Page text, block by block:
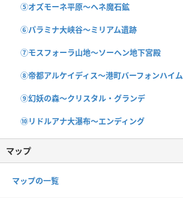
⑤オズモーネ平原〜ヘネ魔石鉱
⑥パラミナ大峡谷〜ミリアム遺跡
⑦モスフォーラ山地〜ソーヘン地下宮殿
⑧帝都アルケイディス〜港町バーフォンハイム
⑨幻妖の森〜クリスタル・グランデ
⑩リドルアナ大瀑布〜エンディング
マップ
マップの一覧